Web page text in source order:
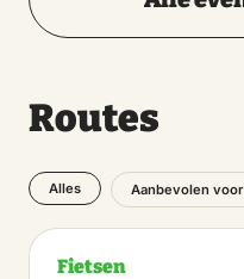
Routes
Alles Aanbevolen
Fietsen